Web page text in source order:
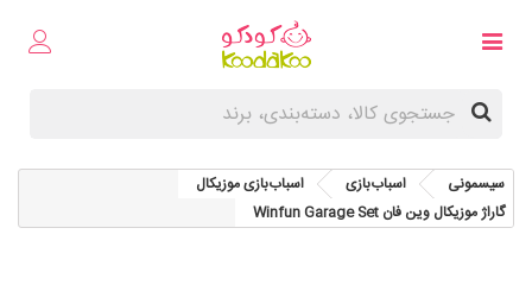
سیسمونی اسباب‌بازی
اسباب‌بازی موزیکال
گاراژ موزیکال وین فان Winfun Garage Set